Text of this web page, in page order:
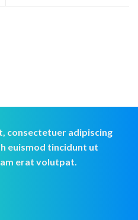
consectetuer adipiscing
euismod tincidunt ut
erat volutpat.